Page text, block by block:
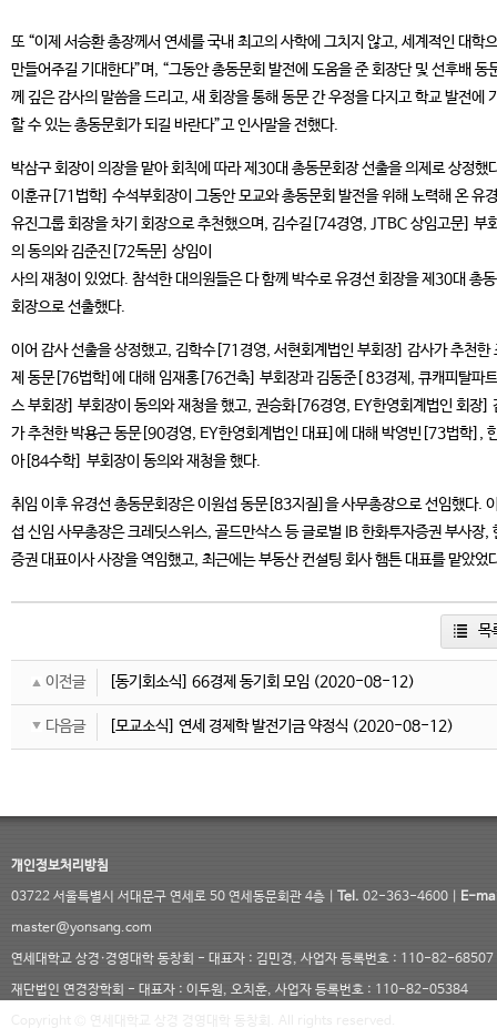
또 “이제 서승환 총장께서 연세를 국내 최고의 사학에 그치지 않고, 세계적인 대학
만들어주길 기대한다”며, “그동안 총동문회 발전에 도움을 준 회장단 및 선후배 동
께 깊은 감사의 말씀을 드리고, 새 회장을 통해 동문 간 우정을 다지고 학교 발전에
할 수 있는 총동문회가 되길 바란다”고 인사말을 전했다.
박삼구 회장이 의장을 맡아 회칙에 따라 제30대 총동문회장 선출을 의제로 상정했
이훈규[71법학] 수석부회장이 그동안 모교와 총동문회 발전을 위해 노력해 온 유
유진그룹 회장을 차기 회장으로 추천했으며, 김수길[74경영, JTBC 상임고문] 부
의 동의와 김준진[72독문] 상임이
사의 재청이 있었다. 참석한 대의원들은 다 함께 박수로 유경선 회장을 제30대 총
회장으로 선출했다.
이어 감사 선출을 상정했고, 김학수[71경영, 서현회계법인 부회장] 감사가 추천한
제 동문[76법학]에 대해 임재홍[76건축] 부회장과 김동준[ 83경제, 큐캐피탈파
스 부회장] 부회장이 동의와 재청을 했고, 권승화[76경영, EY한영회계법인 회장]
가 추천한 박용근 동문[90경영, EY한영회계법인 대표]에 대해 박영빈[73법학],
아[84수학] 부회장이 동의와 재청을 했다.
취임 이후 유경선 총동문회장은 이원섭 동문[83지질]을 사무총장으로 선임했다.
섭 신임 사무총장은 크레딧스위스, 골드만삭스 등 글로벌 IB 한화투자증권 부사장,
증권 대표이사 사장을 역임했고, 최근에는 부동산 컨설팅 회사 햄튼 대표를 맡았었
목
이전글 [동기회소식] 66경제 동기회 모임 (2020-08-12)
다음글 [모교소식] 연세 경제학 발전기금 약정식 (2020-08-12)
개인정보처리방침
03722 서울특별시 서대문구 연세로 50 연세동문회관 4층 | Tel. 02-363-4600 |
E-
master@yonsang.com
연세대학교 상경·경영대학 동창회 - 대표자 : 김민경, 사업자 등록번호 : 110-82-68507
재단법인 연경장학회 - 대표자 : 이두원, 오치훈, 사업자 등록번호 : 110-82-05384